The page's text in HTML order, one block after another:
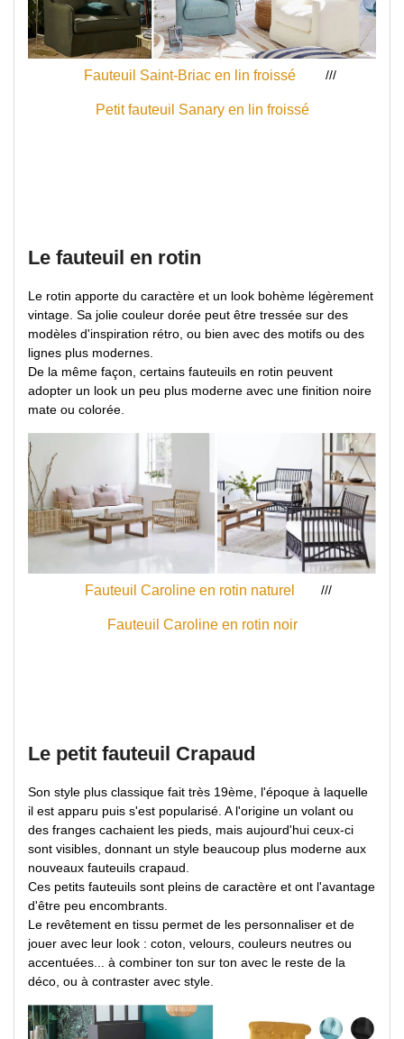
Fauteuil Saint-Briac en lin froissé ///
Petit fauteuil Sanary en lin froissé
Le fauteuil en rotin
Le rotin apporte du caractère et un look bohème légèrement
vintage. Sa jolie couleur dorée peut être tressée sur des
modèles d'inspiration rétro, ou bien avec des motifs ou des
lignes plus modernes.
De la même façon, certains fauteuils en rotin peuvent
adopter un look un peu plus moderne avec une finition noire
mate ou colorée.
Fauteuil Caroline en rotin naturel ///
Fauteuil Caroline en rotin noir
Le petit fauteuil Crapaud
Son style plus classique fait très 19ème, l'époque à laquelle
il est apparu puis s'est popularisé. A l'origine un volant ou
des franges cachaient les pieds, mais aujourd'hui ceux-ci
sont visibles, donnant un style beaucoup plus moderne aux
nouveaux fauteuils crapaud.
Ces petits fauteuils sont pleins de caractère et ont l'avantage
d'être peu encombrants.
Le revêtement en tissu permet de les personnaliser et de
jouer avec leur look : coton, velours, couleurs neutres ou
accentuées... à combiner ton sur ton avec le reste de la
déco, ou à contraster avec style.